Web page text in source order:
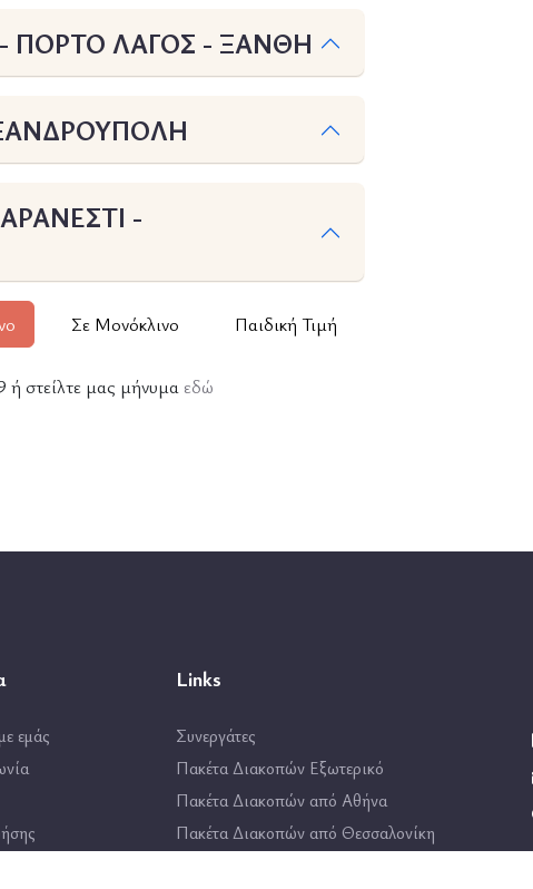
ΠΟΡΤΟ ΛΑΓΟΣ - ΞΑΝΘΗ
-
Σε Μονόκλινο Παιδική Τιμή
ή στείλτε μας μήνυμα εδώ
εμάς
Links
Συνεργάτες
Πακέτα Διακοπών Εξωτερικό
Πακέτα Διακοπών από Αθήνα
Πακέτα Διακοπών από Θεσσαλονίκη